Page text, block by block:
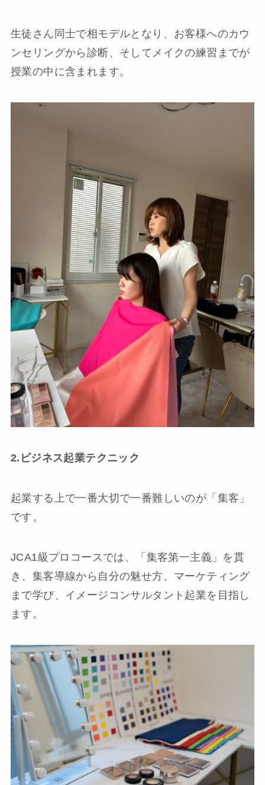
生徒さん同士で相モデルとなり、お客様へのカウ
ンセリングから診断、そしてメイクの練習までが
授業の中に含まれます。
2.ビジネス起業テクニック
起業する上で一番大切で一番難しいのが「集客」
です。
JCA1級プロコースでは、「集客第一主義」を貫
き、集客導線から自分の魅せ方、マーケティング
まで学び、イメージコンサルタント起業を目指し
ます。